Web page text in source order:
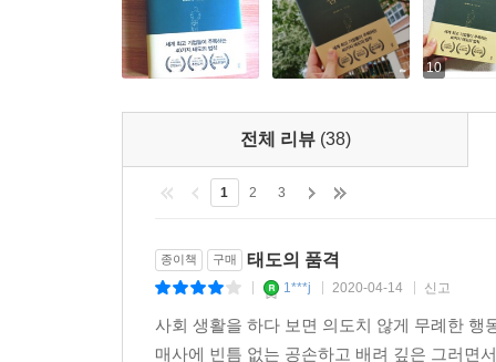
필요한 사소한 배려는 지켜지지 않고 있기 때문
않겠다는 마음가짐이다. 이제 막 사회에 발을 디
고생하는 직장인이라면 모두 『태도의 품격』
10
전체 리뷰 (38)
1 2 3
종이책 구매 태도의 품격
1***j 2020-04-14 신고
사회 생활을 하다 보면 의도치 않게 무례한 행
매사에 빈틈 없는 공손하고 배려 깊은 그러면